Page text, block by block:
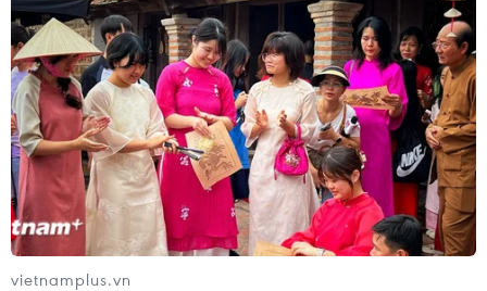
Ấn Độ, Trung Quốc đàm phán thiết lập
đường dây nóng quốc phòng
31/08/2018 00:23
Trung Quốc và Ấn Độ đang đàm phán để nâng cấp một
thỏa thuận quân sự 12 năm tuổi, đồng thời thiết lập một
đường dây nóng giữa hai bộ quốc phòng.
vietnamplus.vn